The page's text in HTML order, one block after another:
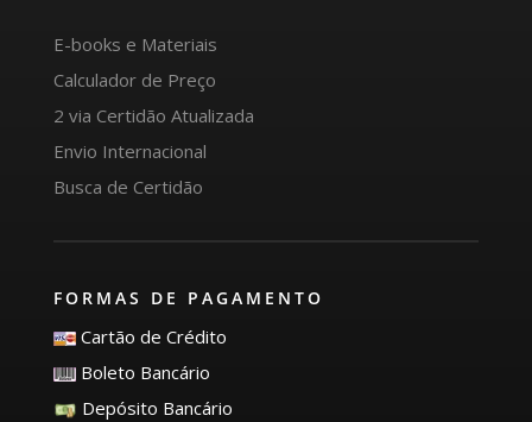
E-books e Materiais
Calculador de Preço
2 via Certidão Atualizada
Envio Internacional
Busca de Certidão
FORMAS DE PAGAMENTO
Cartão de Crédito
Boleto Bancário
Depósito Bancário